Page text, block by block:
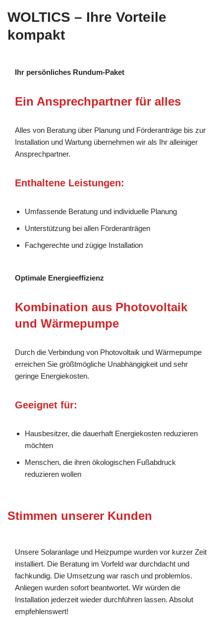
WOLTICS – Ihre Vorteile
kompakt
Ihr persönliches Rundum-Paket
Ein Ansprechpartner für alles
Alles von Beratung über Planung und Förderanträge bis zur
Installation und Wartung übernehmen wir als Ihr alleiniger
Ansprechpartner.
Enthaltene Leistungen:
Umfassende Beratung und individuelle Planung
Unterstützung bei allen Förderanträgen
Fachgerechte und zügige Installation
Optimale Energieeffizienz
Kombination aus Photovoltaik
und Wärmepumpe
Durch die Verbindung von Photovoltaik und Wärmepumpe
erreichen Sie größtmögliche Unabhängigkeit und sehr
geringe Energiekosten.
Geeignet für:
Hausbesitzer, die dauerhaft Energiekosten reduzieren
möchten
Menschen, die ihren ökologischen Fußabdruck
reduzieren wollen
Stimmen unserer Kunden
Unsere Solaranlage und Heizpumpe wurden vor kurzer Zeit
installiert. Die Beratung im Vorfeld war durchdacht und
fachkundig. Die Umsetzung war rasch und problemlos.
Anliegen wurden sofort beantwortet. Wir würden die
Installation jederzeit wieder durchführen lassen. Absolut
empfehlenswert!